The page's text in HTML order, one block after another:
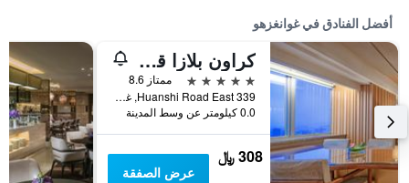
أفضل الفنادق في غوانغزهو
كراون بلازا قوانغتشو سيتي سنتر، أحد الفنادق من مجموعة فنادق إنتركونتيننتال - سكاي لاين 63 بار للاستمتاع بإطلالة على مدينة قوانغتشو
5 نجوم
ممتاز 8.6
339 Huanshi Road East, غوانغزهو, الصين
0.0 كيلومتر عن وسط المدينة
308 ﷼
عرض الصفقة